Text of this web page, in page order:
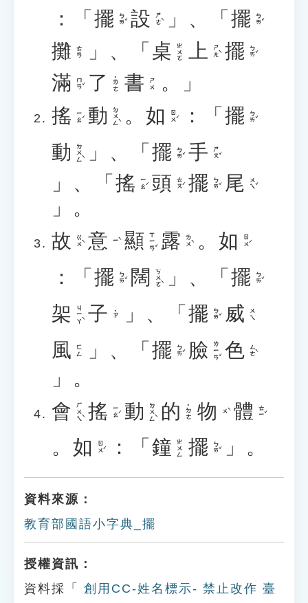
：「 擺 ㄅㄞˇ 設 ㄕㄜˋ 」、「 擺 ㄅㄞˇ
攤 ㄊㄢ 」、「 桌 ㄓㄨㄛ 上 ㄕㄤˋ 擺 ㄅㄞˇ
滿 ㄇㄢˇ 了 ˙ㄌㄜ 書 ㄕㄨ
。」
搖 ㄧㄠˊ 動 ㄉㄨㄥˋ 。 如 ㄖㄨˊ ：「 擺 ㄅㄞˇ
動 ㄉㄨㄥˋ 」、「 擺 ㄅㄞˇ 手 ㄕㄡˇ
」、「 搖 ㄧㄠˊ 頭 ㄊㄡˊ 擺 ㄅㄞˇ 尾 ㄨㄟˇ
」。
故 ㄍㄨˋ 意 ㄧˋ 顯 ㄒㄧㄢˇ 露 ㄌㄨˋ 。 如 ㄖㄨˊ
：「 擺 ㄅㄞˇ 闊 ㄎㄨㄛˋ 」、「 擺 ㄅㄞˇ
架 ㄐㄧㄚˋ 子 ˙ㄗ 」、「 擺 ㄅㄞˇ 威 ㄨㄟ
風 ㄈㄥ 」、「 擺 ㄅㄞˇ 臉 ㄌㄧㄢˇ 色 ㄙㄜˋ
」。
會 ㄏㄨㄟˋ 搖 ㄧㄠˊ 動 ㄉㄨㄥˋ 的 ˙ㄉㄜ 物 ㄨˋ 體 ㄊㄧˇ
。 如 ㄖㄨˊ ：「 鐘 ㄓㄨㄥ 擺 ㄅㄞˇ 」。
資料來源：
教育部國語小字典_擺
授權資訊：
資料採「
創用CC-姓名標示- 禁止改作 臺